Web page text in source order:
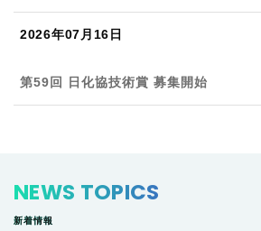
2026年07月16日
第59回 日化協技術賞 募集開始
NEWS TOPICS
新着情報